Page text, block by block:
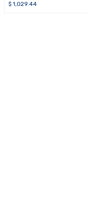
de 9 m HAWK® H/RGS-M, incluye
$ 1,029.44